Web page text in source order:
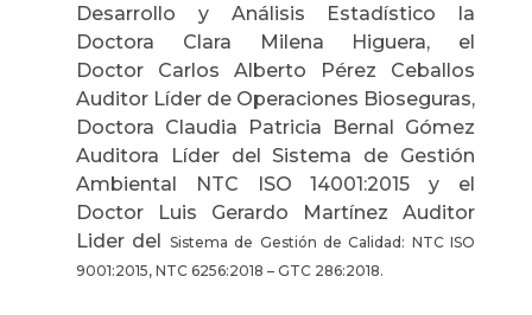
Desarrollo y Análisis Estadístico la
Doctora Clara Milena Higuera, el
Doctor Carlos Alberto Pérez Ceballos
Auditor Líder de Operaciones Bioseguras,
Doctora Claudia Patricia Bernal Gómez
Auditora Líder del Sistema de Gestión
Ambiental NTC ISO 14001:2015 y el
Doctor Luis Gerardo Martínez Auditor
Lider del Sistema de Gestión de Calidad: NTC ISO
9001:2015, NTC 6256:2018 – GTC 286:2018.